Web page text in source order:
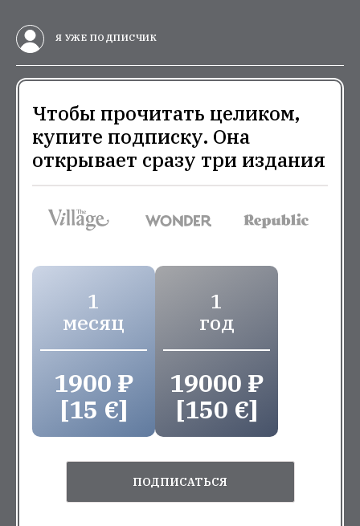
Я УЖЕ ПОДПИСЧИК
Чтобы прочитать целиком,
купите подписку. Она
открывает сразу три издания
1
месяц
1900 ₽
[15 €]
1
год
19000 ₽
[150 €]
ПОДПИСАТЬСЯ